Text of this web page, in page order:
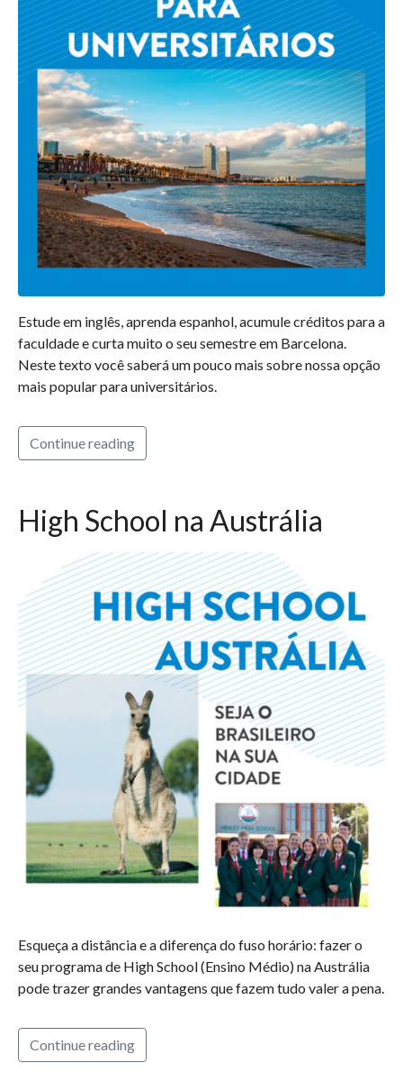
Estude em inglês, aprenda espanhol, acumule créditos para a
faculdade e curta muito o seu semestre em Barcelona.
Neste texto você saberá um pouco mais sobre nossa opção
mais popular para universitários.
Continue reading
High School na Austrália
Esqueça a distância e a diferença do fuso horário: fazer o
seu programa de High School (Ensino Médio) na Austrália
pode trazer grandes vantagens que fazem tudo valer a pena.
Continue reading